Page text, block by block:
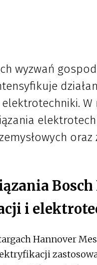
wyzwań
elektrotechniki.
i
Hannover